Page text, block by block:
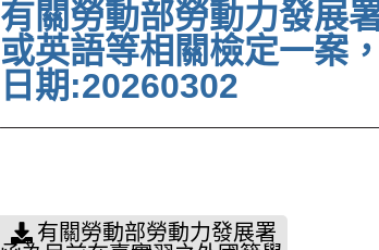
有關勞動部勞動力發展
或英語等相關檢定一案
日期:20260302
有關勞動部勞動力發展署